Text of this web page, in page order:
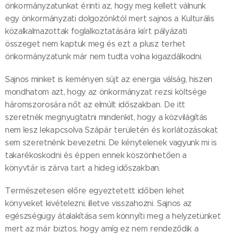
önkormányzatunkat érinti az, hogy meg kellett válnunk
egy önkormányzati dolgozónktól mert sajnos a Kulturális
közalkalmazottak foglalkoztatására kiírt pályázati
összeget nem kaptuk meg és ezt a plusz terhet
önkormányzatunk már nem tudta volna kigazdálkodni.
Sajnos minket is keményen sújt az energia válság, hiszen
mondhatom azt, hogy az önkormányzat rezsi költsége
háromszorosára nőt az elmúlt időszakban. De itt
szeretnék megnyugtatni mindenkit, hogy a közvilágítás
nem lesz lekapcsolva Szápár területén és korlátozásokat
sem szeretnénk bevezetni. De kénytelenek vagyunk mi is
takarékoskodni és éppen ennek köszönhetően a
könyvtár is zárva tart a hideg időszakban.
Természetesen előre egyeztetett időben lehet
könyveket kivételezni, illetve visszahozni. Sajnos az
egészségügy átalakítása sem könnyíti meg a helyzetünket
mert az már biztos, hogy amíg ez nem rendeződik a